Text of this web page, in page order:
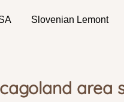
area
Slovenian Lemont